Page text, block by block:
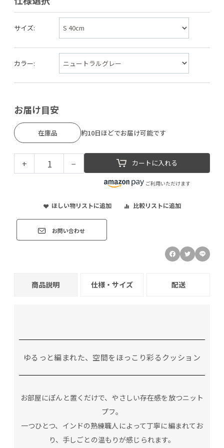
サイズ:
カラー:
お届け目安
在庫品 約10日ほどでお届け可能です
+ − カートに入れる
ご利用いただけます
ほしい物リストに追加 比較リストに追加
お問い合わせ
商品説明 仕様・サイズ 配送
ゆるっと編まれた、空間をほっこり彩るクッション
お部屋にぽんと置くだけで、やさしい存在感を放つニット
プフ。
一つひとつ、インドの熟練職人によって丁寧に編まれてお
り、手しごとの温もりが感じられます。